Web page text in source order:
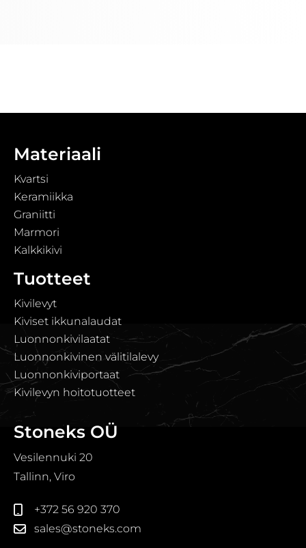
Materiaali
Kvartsi
Keramiikka
Graniitti
Marmori
Kalkkikivi
Tuotteet
Kivilevyt
Kiviset ikkunalaudat
Luonnonkivilaatat
Luonnonkivinen välitilalevy
Luonnonkiviportaat
Kivilevyn hoitotuotteet
Stoneks OÜ
Vesilennuki 20
Tallinn, Viro
+372 56 920 370
sales@stoneks.com